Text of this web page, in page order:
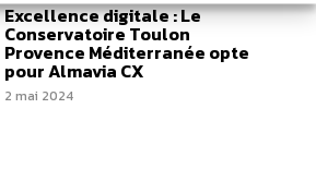
Excellence digitale : Le
Conservatoire Toulon
Provence Méditerranée opte
pour Almavia CX
2 mai 2024